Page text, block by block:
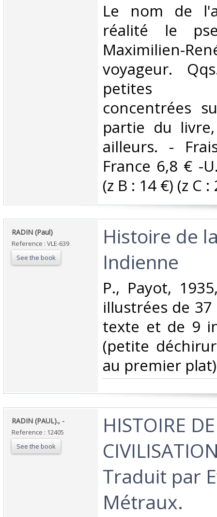
‎Le nom de
réalité le
Maximilien-
voyageur.
petites
concentrées
partie du
ailleurs. -
France 6,8 € -
(z B : 14 €) (z C :
‎RADIN (Paul)‎
Reference : VLE-639
See the book
‎Histoire de
Indienne‎
‎P., Payot,
illustrées de
texte et de 9
(petite
au premier plat)‎
‎RADIN (PAUL)., -‎
Reference : 12405
See the book
‎HISTOIRE
Traduit par
Métraux. ‎